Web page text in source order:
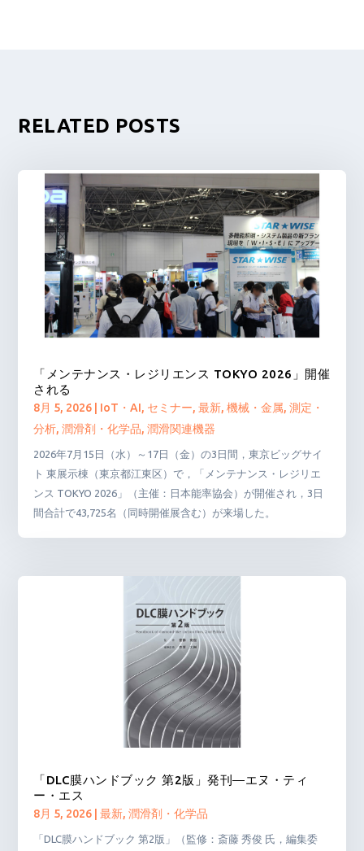
RELATED POSTS
「メンテナンス・レジリエンス TOKYO 2026」開催
される
8月 5, 2026 IoT・AI, セミナー,最新,機械・金属,測定・
分析,潤滑剤・化学品,潤滑関連機器
2026年7月15日（水）～17日（金）の3日間，東京ビッグサイ
ト 東展示棟（東京都江東区）で，「メンテナンス・レジリエ
ンス TOKYO 2026」（主催：日本能率協会）が開催され，3日
間合計で43,725名（同時開催展含む）が来場した。
「DLC膜ハンドブック 第2版」発刊―エヌ・ティ
ー・エス
8月 5, 2026 |最新,潤滑剤・化学品
「DLC膜ハンドブック 第2版」（監修：斎藤 秀俊 氏，編集委